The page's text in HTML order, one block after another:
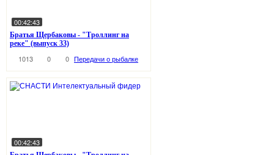
00:42:43
Братья Щербаковы - "Троллинг на
реке" (выпуск 33)
1013 0 0 Передачи о рыбалке
00:42:43